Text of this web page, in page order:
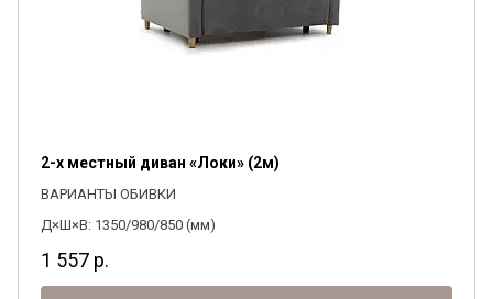
2-х местный диван «Локи» (2м)
ВАРИАНТЫ ОБИВКИ
Д×Ш×В: 1350/980/850 (мм)
1 557 р.